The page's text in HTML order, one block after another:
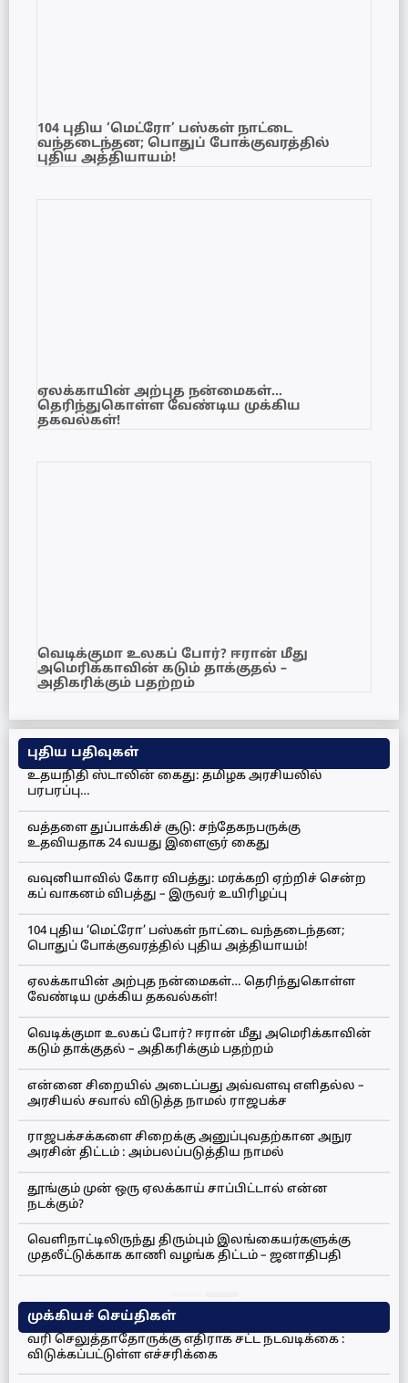
104 புதிய ‘மெட்ரோ’ பஸ்கள் நாட்டை
வந்தடைந்தன; பொதுப் போக்குவரத்தில்
புதிய அத்தியாயம்!
ஏலக்காயின் அற்புத நன்மைகள்…
தெரிந்துகொள்ள வேண்டிய முக்கிய
தகவல்கள்!
வெடிக்குமா உலகப் போர்? ஈரான் மீது
அமெரிக்காவின் கடும் தாக்குதல் –
அதிகரிக்கும் பதற்றம்
புதிய பதிவுகள்
உதயநிதி ஸ்டாலின் கைது: தமிழக அரசியலில்
பரபரப்பு…
வத்தளை துப்பாக்கிச் சூடு: சந்தேகநபருக்கு
உதவியதாக 24 வயது இளைஞர் கைது
வவுனியாவில் கோர விபத்து: மரக்கறி ஏற்றிச் சென்ற
கப் வாகனம் விபத்து – இருவர் உயிரிழப்பு
104 புதிய ‘மெட்ரோ’ பஸ்கள் நாட்டை வந்தடைந்தன;
பொதுப் போக்குவரத்தில் புதிய அத்தியாயம்!
ஏலக்காயின் அற்புத நன்மைகள்… தெரிந்துகொள்ள
வேண்டிய முக்கிய தகவல்கள்!
வெடிக்குமா உலகப் போர்? ஈரான் மீது அமெரிக்காவின்
கடும் தாக்குதல் – அதிகரிக்கும் பதற்றம்
என்னை சிறையில் அடைப்பது அவ்வளவு எளிதல்ல –
அரசியல் சவால் விடுத்த நாமல் ராஜபக்ச
ராஜபக்சக்களை சிறைக்கு அனுப்புவதற்கான அநுர
அரசின் திட்டம் : அம்பலப்படுத்திய நாமல்
தூங்கும் முன் ஒரு ஏலக்காய் சாப்பிட்டால் என்ன
நடக்கும்?
வெளிநாட்டிலிருந்து திரும்பும் இலங்கையர்களுக்கு
முதலீட்டுக்காக காணி வழங்க திட்டம் – ஜனாதிபதி
முக்கியச் செய்திகள்
வரி செலுத்தாதோருக்கு எதிராக சட்ட நடவடிக்கை :
விடுக்கப்பட்டுள்ள எச்சரிக்கை